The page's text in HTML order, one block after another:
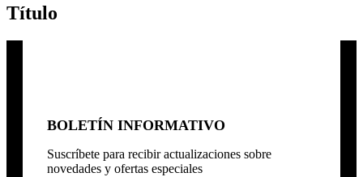
Título
BOLETÍN INFORMATIVO
Suscríbete para recibir actualizaciones sobre
novedades y ofertas especiales